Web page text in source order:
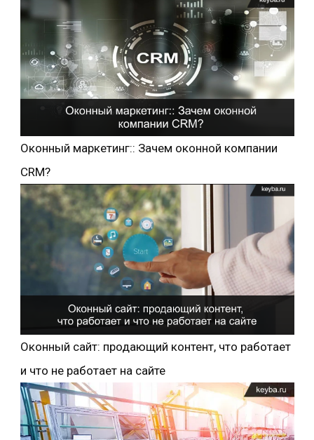
Оконный маркетинг:: Зачем оконной компании
CRM?
Оконный сайт: продающий контент, что работает
и что не работает на сайте